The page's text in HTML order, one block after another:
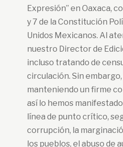
Expresión” en Oaxaca,
y 7 de la Constitución
Unidos Mexicanos. Al
nuestro Director de
incluso tratando de
circulación. Sin
manteniendo un firme
así lo hemos
línea de punto crítico,
corrupción, la
los pueblos, el abuso de